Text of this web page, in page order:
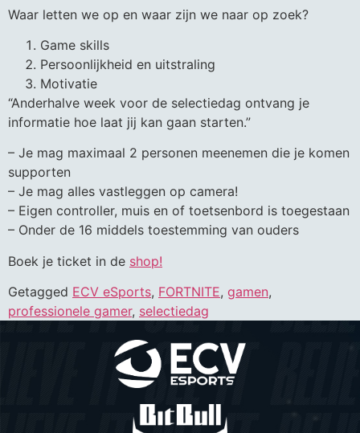
Waar letten we op en waar zijn we naar op zoek?
Game skills
Persoonlijkheid en uitstraling
Motivatie
“Anderhalve week voor de selectiedag ontvang je
informatie hoe laat jij kan gaan starten.”
– Je mag maximaal 2 personen meenemen die je komen
supporten
– Je mag alles vastleggen op camera!
– Eigen controller, muis en of toetsenbord is toegestaan
– Onder de 16 middels toestemming van ouders
Boek je ticket in de shop!
Getagged ECV eSports, FORTNITE, gamen,
professionele gamer, selectiedag